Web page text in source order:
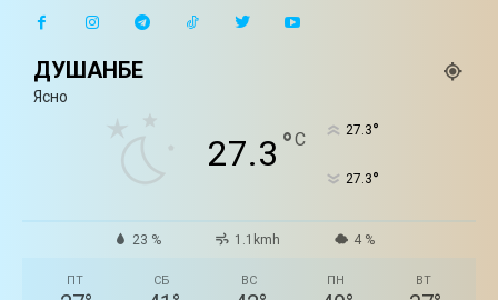
ДУШАНБЕ
Ясно
27.3 °C 27.3°
27.3°
23 % 1.1kmh 4 %
ПТ СБ ВС ПН ВТ